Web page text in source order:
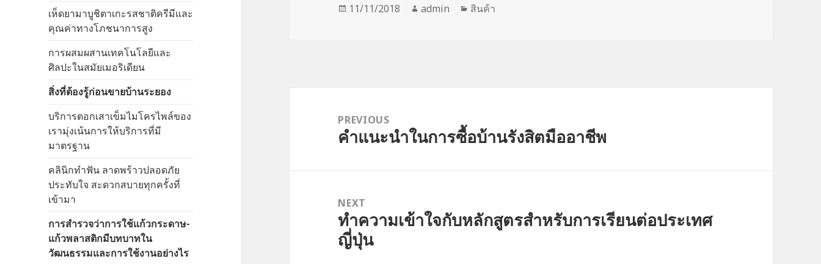
เห็ดยามาบูชิตาเกะรสชาติครีมีและ
คุณค่าทางโภชนาการสูง
การผสมผสานเทคโนโลยีและ
ศิลปะในสมัยเมอริเดียน
สิ่งที่ต้องรู้ก่อนขายบ้านระยอง
บริการตอกเสาเข็มไมโครไพล์ของ
เรามุ่งเน้นการให้บริการที่มี
มาตรฐาน
คลินิกทำฟัน ลาดพร้าวปลอดภัย
ประทับใจ สะดวกสบายทุกครั้งที่
เข้ามา
การสำรวจว่าการใช้แก้วกระดาษ-
แก้วพลาสติกมีบทบาทใน
วัฒนธรรมและการใช้งานอย่างไร
Posted
11/11/2018 Author
admin Categories
สินค้า
navigationPREVIOUS
Previous
คำแนะนำในการซื้อบ้านรังสิตมืออาชีพ
NEXT
Next
post:
ทำความเข้าใจกับหลักสูตรสำหรับการเรียนต่อประเทศ
ญี่ปุ่น